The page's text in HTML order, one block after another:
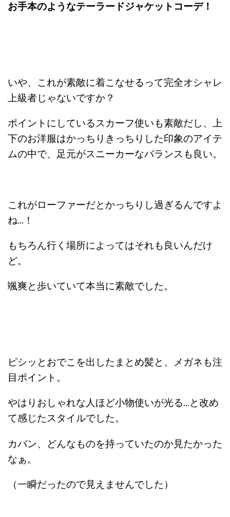
お手本のようなテーラードジャケットコーデ！
いや、これが素敵に着こなせるって完全オシャレ
上級者じゃないですか？
ポイントにしているスカーフ使いも素敵だし、上
下のお洋服はかっちりきっちりした印象のアイテ
ムの中で、足元がスニーカーなバランスも良い。
これがローファーだとかっちりし過ぎるんですよ
ね…！
もちろん行く場所によってはそれも良いんだけ
ど。
颯爽と歩いていて本当に素敵でした。
ピシッとおでこを出したまとめ髪と、メガネも注
目ポイント。
やはりおしゃれな人ほど小物使いが光る…と改め
て感じたスタイルでした。
カバン、どんなものを持っていたのか見たかった
なぁ。
（一瞬だったので見えませんでした）